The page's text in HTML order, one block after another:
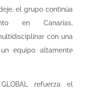
el grupo continúa
en Canarias,
con una
equipo altamente
refuerza el